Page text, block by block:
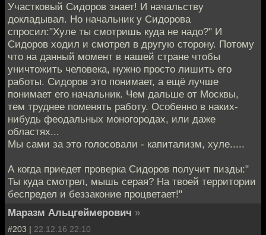
Участковый Сидоров знает! И начальству
докладывал. Но начальник у Сидорова
спросил:"Хуле ты смотришь куда не надо?" И
Сидоров ходил и смотрел в другую сторону. Потому
что на данный момент в нашей стране чтобы
уничтожить человека, нужно просто лишить его
работы. Сидоров это понимает, а ещё лучше
понимает его начальник. Чем дальше от Москвы,
тем труднее поменять работу. Особенно в наких-
нибудь феодальных моногородах, или даже
областях...
Мы сами за это голосовали - капитализм, хуле.....
А когда приедет проверка Сидоров получит пизды:"
Ты куда смотрел, мышь серая? На твоей территории
беспредел и беззаконие процветает!"
Маразм Альцгеймерович »
#203 | 22.12.16 22:10